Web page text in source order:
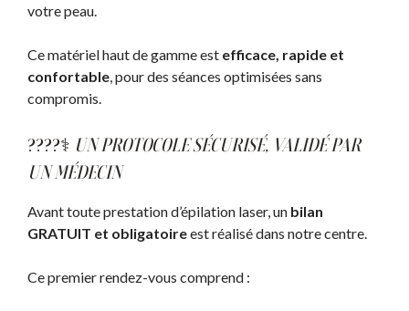
votre peau.
Ce matériel haut de gamme est efficace, rapide et
confortable, pour des séances optimisées sans
compromis.
????‍⚕️ UN PROTOCOLE SÉCURISÉ, VALIDÉ PAR
UN MÉDECIN
Avant toute prestation d’épilation laser, un bilan
GRATUIT et obligatoireest réalisé dans notre centre.
Ce premier rendez-vous comprend :